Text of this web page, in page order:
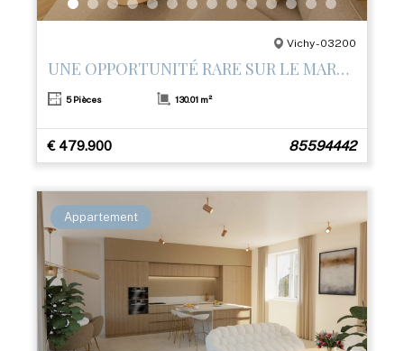
Vichy - 03200
UNE OPPORTUNITÉ RARE SUR LE MARCHÉ
5 Pièces 130.01 m²
€ 479.900 85594442
Appartement